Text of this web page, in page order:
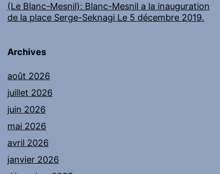
(Le Blanc-Mesnil): Blanc-Mesnil a la inauguration
de la place Serge-Seknagi Le 5 décembre 2019.
Archives
août 2026
juillet 2026
juin 2026
mai 2026
avril 2026
janvier 2026